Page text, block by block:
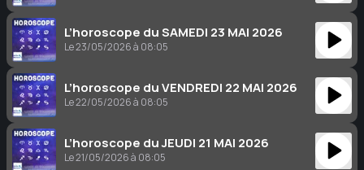
L’horoscope du SAMEDI 23 MAI 2026
Le 23/05/2026 à 08:05
L’horoscope du VENDREDI 22 MAI 2026
Le 22/05/2026 à 08:05
L’horoscope du JEUDI 21 MAI 2026
Le 21/05/2026 à 08:05